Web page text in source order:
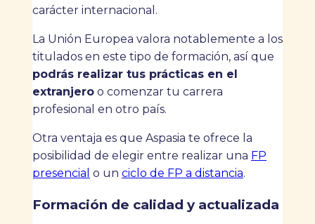
carácter internacional.
La Unión Europea valora notablemente a los
titulados en este tipo de formación, así que
podrás realizar tus prácticas en el
extranjero o comenzar tu carrera
profesional en otro país.
Otra ventaja es que Aspasia te ofrece la
posibilidad de elegir entre realizar una FP
presencial o un ciclo de FP a distancia.
Formación de calidad y actualizada